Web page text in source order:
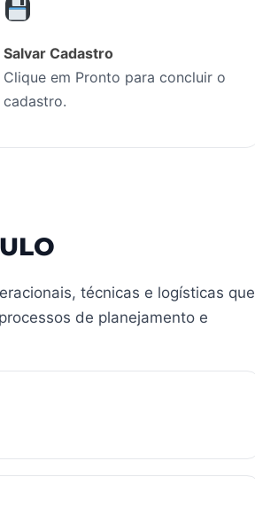
Salvar Cadastro
Clique em Pronto para concluir o
cadastro.
técnicas e logísticas que
de planejamento e